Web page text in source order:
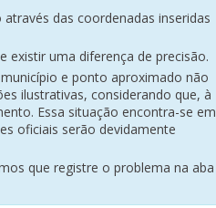
das coordenadas inseridas
existir uma diferença de precisão.
e ponto aproximado não
ilustrativas, considerando que, à
Essa situação encontra-se em
oficiais serão devidamente
que registre o problema na aba